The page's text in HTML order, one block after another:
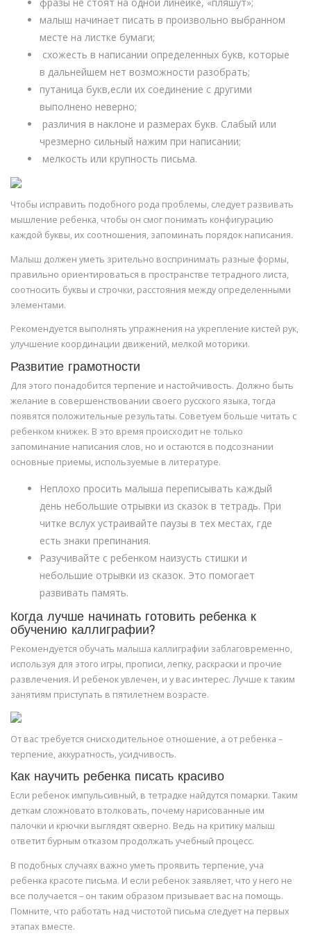
фразы не стоят на одной линейке, «пляшут»;
малыш начинает писать в произвольно выбранном
месте на листке бумаги;
схожесть в написании определенных букв, которые
в дальнейшем нет возможности разобрать;
путаница букв,если их соединение с другими
выполнено неверно;
различия в наклоне и размерах букв. Слабый или
чрезмерно сильный нажим при написании;
мелкость или крупность письма.
Чтобы исправить подобного рода проблемы, следует развивать
мышление ребенка, чтобы он смог понимать конфигурацию
каждой буквы, их соотношения, запоминать порядок написания.
Малыш должен уметь зрительно воспринимать разные формы,
правильно ориентироваться в пространстве тетрадного листа,
соотносить буквы и строчки, расстояния между определенными
элементами.
Рекомендуется выполнять упражнения на укрепление кистей рук,
улучшение координации движений, мелкой моторики.
Развитие грамотности
Для этого понадобится терпение и настойчивость. Должно быть
желание в совершенствовании своего русского языка, тогда
появятся положительные результаты. Советуем больше читать с
ребенком книжек. В это время происходит не только
запоминание написания слов, но и остаются в подсознании
основные приемы, используемые в литературе.
Неплохо просить малыша переписывать каждый
день небольшие отрывки из сказок в тетрадь. При
читке вслух устраивайте паузы в тех местах, где
есть знаки препинания.
Разучивайте с ребенком наизусть стишки и
небольшие отрывки из сказок. Это помогает
развивать память.
Когда лучше начинать готовить ребенка к
обучению каллиграфии?
Рекомендуется обучать малыша каллиграфии заблаговременно,
используя для этого игры, прописи, лепку, раскраски и прочие
развлечения. И ребенок увлечен, и у вас интерес. Лучше к таким
занятиям приступать в пятилетнем возрасте.
От вас требуется снисходительное отношение, а от ребенка –
терпение, аккуратность, усидчивость.
Как научить ребенка писать красиво
Если ребенок импульсивный, в тетрадке найдутся помарки. Таким
деткам сложновато втолковать, почему нарисованные им
палочки и крючки выглядят скверно. Ведь на критику малыш
ответит бурным отказом продолжать учебный процесс.
В подобных случаях важно уметь проявить терпение, уча
ребенка красоте письма. И если ребенок заявляет, что у него не
все получается – он таким образом призывает вас на помощь.
Помните, что работать над чистотой письма следует на первых
этапах вместе.